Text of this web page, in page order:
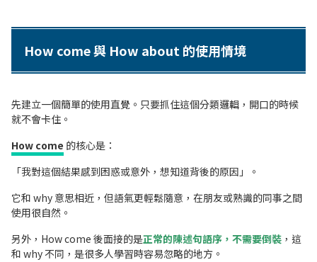
How come 與 How about 的使用情境
先建立一個簡單的使用直覺。只要抓住這個分類邏輯，開口的時候
就不會卡住。
How come 的核心是：
「我對這個結果感到困惑或意外，想知道背後的原因」。
它和 why 意思相近，但語氣更輕鬆隨意，在朋友或熟識的同事之間
使用很自然。
另外，How come 後面接的是正常的陳述句語序，不需要倒裝 ，這
和 why 不同，是很多人學習時容易忽略的地方。